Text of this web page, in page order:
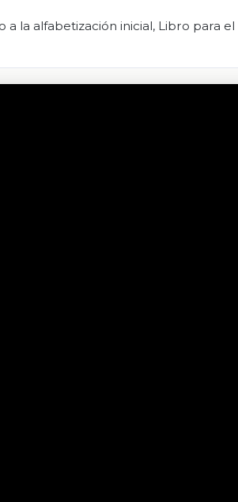
la alfabetización inicial, Libro para el